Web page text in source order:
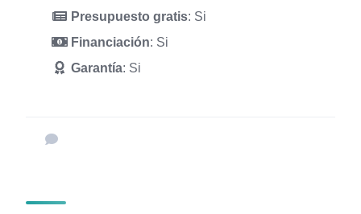
Presupuesto gratis: Si
Financiación: Si
Garantía: Si